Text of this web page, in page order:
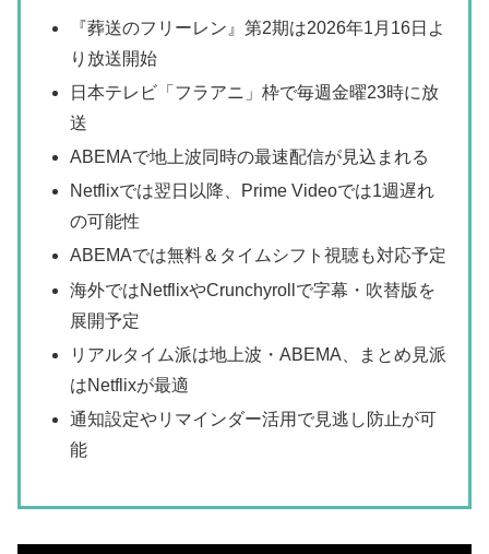
『葬送のフリーレン』第2期は2026年1月16日よ
り放送開始
日本テレビ「フラアニ」枠で毎週金曜23時に放
送
ABEMAで地上波同時の最速配信が見込まれる
Netflixでは翌日以降、Prime Videoでは1週遅れ
の可能性
ABEMAでは無料＆タイムシフト視聴も対応予定
海外ではNetflixやCrunchyrollで字幕・吹替版を
展開予定
リアルタイム派は地上波・ABEMA、まとめ見派
はNetflixが最適
通知設定やリマインダー活用で見逃し防止が可
能